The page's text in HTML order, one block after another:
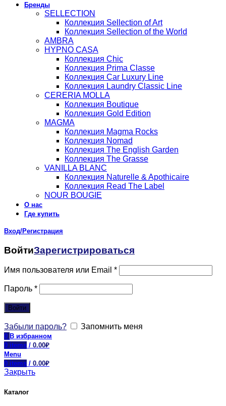
Бренды
SELLECTION
Коллекция Sellection of Art
Коллекция Sellection of the World
AMBRA
HYPNO CASA
Коллекция Chic
Коллекция Prima Classe
Коллекция Car Luxury Line
Коллекция Laundry Classic Line
CERERIA MOLLA
Коллекция Boutique
Коллекция Gold Edition
MAGMA
Коллекция Magma Rocks
Коллекция Nomad
Коллекция The English Garden
Коллекция The Grasse
VANILLA BLANC
Коллекция Naturelle & Apothicaire
Коллекция Read The Label
NOUR BOUGIE
О нас
Где купить
Вход/Регистрация
ВойтиЗарегистрироваться
Имя пользователя или Email *
Пароль *
Войти
Забыли пароль? Запомнить меня
0 В избранном
0 items / 0.00₽
Menu
0 items / 0.00₽
Закрыть
Каталог